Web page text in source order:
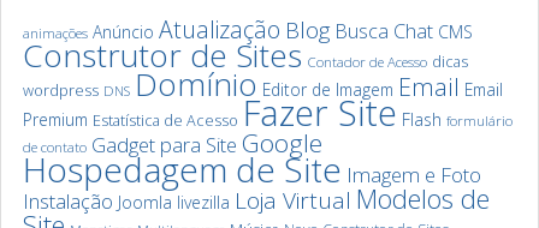
animações Anúncio Atualização Blog Busca Chat CMS
Construtor de Sites Contador de Acesso dicas
wordpress DNS Domínio Editor de Imagem Email Email
Premium Estatística de Acesso Fazer Site Flash formulário
de contato Gadget para Site Google
Hospedagem de Site Imagem e Foto
Instalação Joomla livezilla Loja Virtual Modelos de